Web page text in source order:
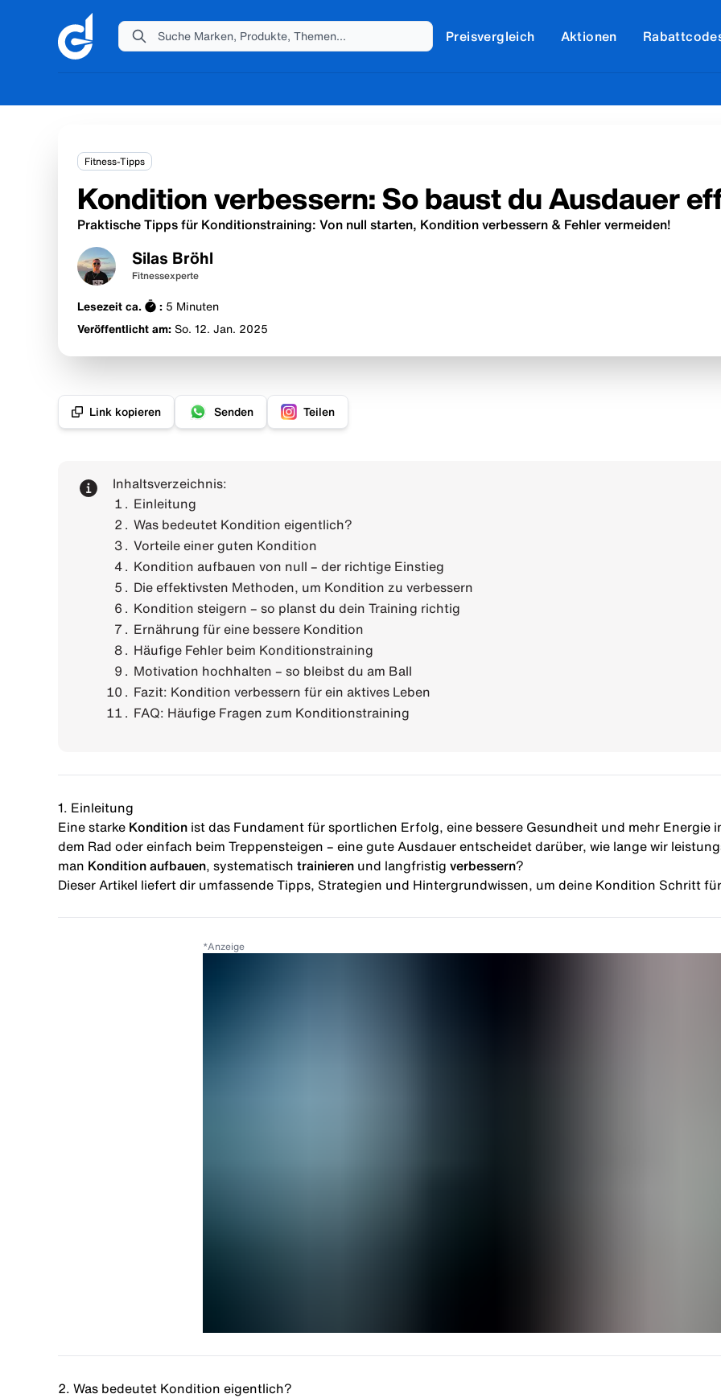
Suche Marken, Produkte, Themen... Preisvergleich Aktionen
Fitness-Tipps
Kondition verbessern: So baust du Ausdauer
Praktische Tipps für Konditionstraining: Von null starten, Kondition verbessern & Fehler vermeiden!
Silas Bröhl
Fitnessexperte
Lesezeit ca. : 5 Minuten
Veröffentlicht am: So. 12. Jan. 2025
Link kopieren Senden Teilen
Inhaltsverzeichnis:
Einleitung
Was bedeutet Kondition eigentlich?
Vorteile einer guten Kondition
Kondition aufbauen von null – der richtige Einstieg
Die effektivsten Methoden, um Kondition zu verbessern
Kondition steigern – so planst du dein Training richtig
Ernährung für eine bessere Kondition
Häufige Fehler beim Konditionstraining
Motivation hochhalten – so bleibst du am Ball
Fazit: Kondition verbessern für ein aktives Leben
FAQ: Häufige Fragen zum Konditionstraining
1. Einleitung
Eine starke Kondition ist das Fundament für sportlichen Erfolg, eine bessere Gesundheit und mehr Energie
dem Rad oder einfach beim Treppensteigen – eine gute Ausdauer entscheidet darüber, wie lange wir
man Kondition aufbauen , systematisch trainieren und langfristig verbessern?
Dieser Artikel liefert dir umfassende Tipps, Strategien und Hintergrundwissen, um deine Kondition Schritt
*Anzeige
2. Was bedeutet Kondition eigentlich?